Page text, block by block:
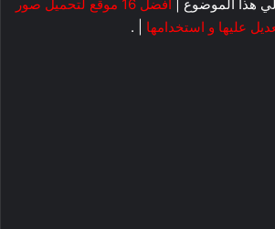
هذا الموضوع |
افضل 16 موقع لتحميل صور
عليها و استخدامها | .